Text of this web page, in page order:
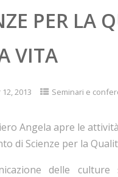
PER LA
VITA
2013 Seminari e
Angela apre le
di Scienze per la
delle culture